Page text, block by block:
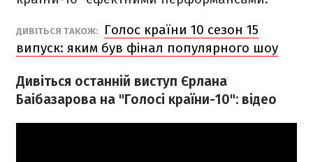
ДИВІТЬСЯ ТАКОЖ:
Голос країни 10 сезон 15
випуск: яким був фінал популярного шоу
Дивіться останній виступ Єрлана
Баібазарова на "Голосі країни-10": відео